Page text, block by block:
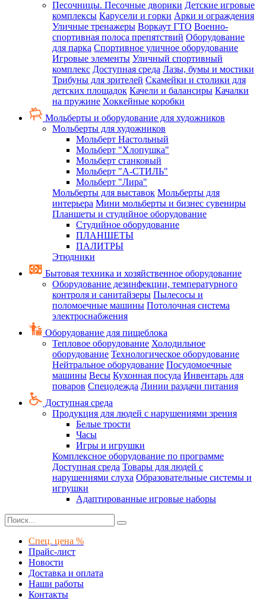
Песочницы. Песочные дворики Детские игровые
комплексы Карусели и горки Арки и ограждения
Уличные тренажеры Воркаут ГТО Военно-
спортивная полоса препятствий Оборудование
для парка Спортивное уличное оборудование
Игровые элементы Уличный спортивный
комплекс Доступная среда Лазы, бумы и мостики
Трибуны для зрителей Скамейки и столики для
детских площадок Качели и балансиры Качалки
на пружине Хоккейные коробки
Мольберты и оборудование для художников
Мольберты для художников
Мольберт Настольный
Мольберт "Хлопушка"
Мольберт станковый
Мольберт "А-СТИЛЬ"
Мольберт "Лира"
Мольберты для выставок Мольберты для
интерьера Мини мольберты и бизнес сувениры
Планшеты и студийное оборудование
Студийное оборудование
ПЛАНШЕТЫ
ПАЛИТРЫ
Этюдники
Бытовая техника и хозяйственное оборудование
Оборудование дезинфекции, температурного
контроля и санитайзеры Пылесосы и
поломоечные машины Потолочная система
электроснабжения
Оборудование для пищеблока
Тепловое оборудование Холодильное
оборудование Технологическое оборудование
Нейтральное оборудование Посудомоечные
машины Весы Кухонная посуда Инвентарь для
поваров Спецодежда Линии раздачи питания
Доступная среда
Продукция для людей с нарушениями зрения
Белые трости
Часы
Игры и игрушки
Комплексное оборудование по программе
Доступная среда Товары для людей с
нарушениями слуха Образовательные системы и
игрушки
Адаптированные игровые наборы
Спец. цена %
Прайс-лист
Новости
Доставка и оплата
Наши работы
Контакты